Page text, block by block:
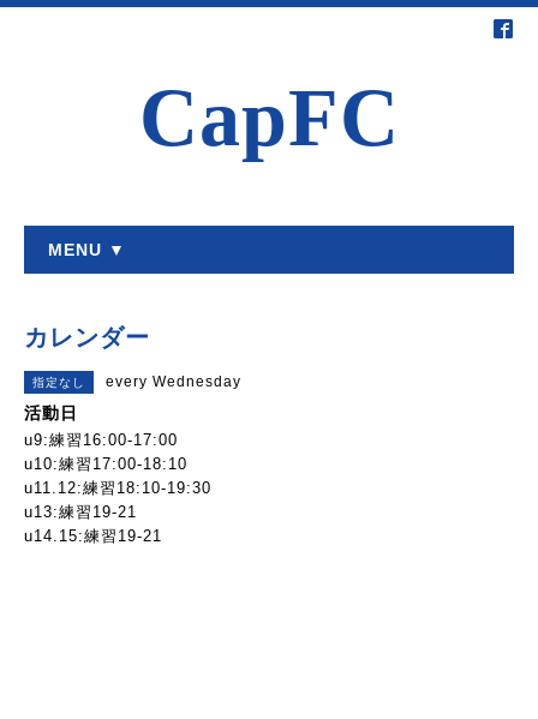
CapFC
MENU ▼
カレンダー
指定なし every Wednesday
活動日
u9:練習16:00-17:00
u10:練習17:00-18:10
u11.12:練習18:10-19:30
u13:練習19-21
u14.15:練習19-21